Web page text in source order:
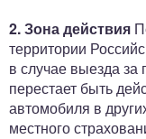
2. Зона действия
территории
в случае выезда
перестает быть
автомобиля в
местного